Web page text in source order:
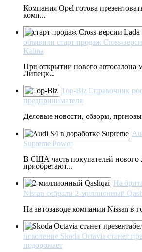
Компания Opel готова
комп...
объявили старт продаж Cross-
Kalina
При открытии нового автосалона
Липецк...
Top-Biz Справочник
предпринимателя
Деловые новости, обзоры,
Supreme Power
В США часть покупателей нового
приобретают...
На
Nissan собрали 2-миллионный
На автозаводе компании Nissan в
поколение Skoda Octavia станет
подорожает